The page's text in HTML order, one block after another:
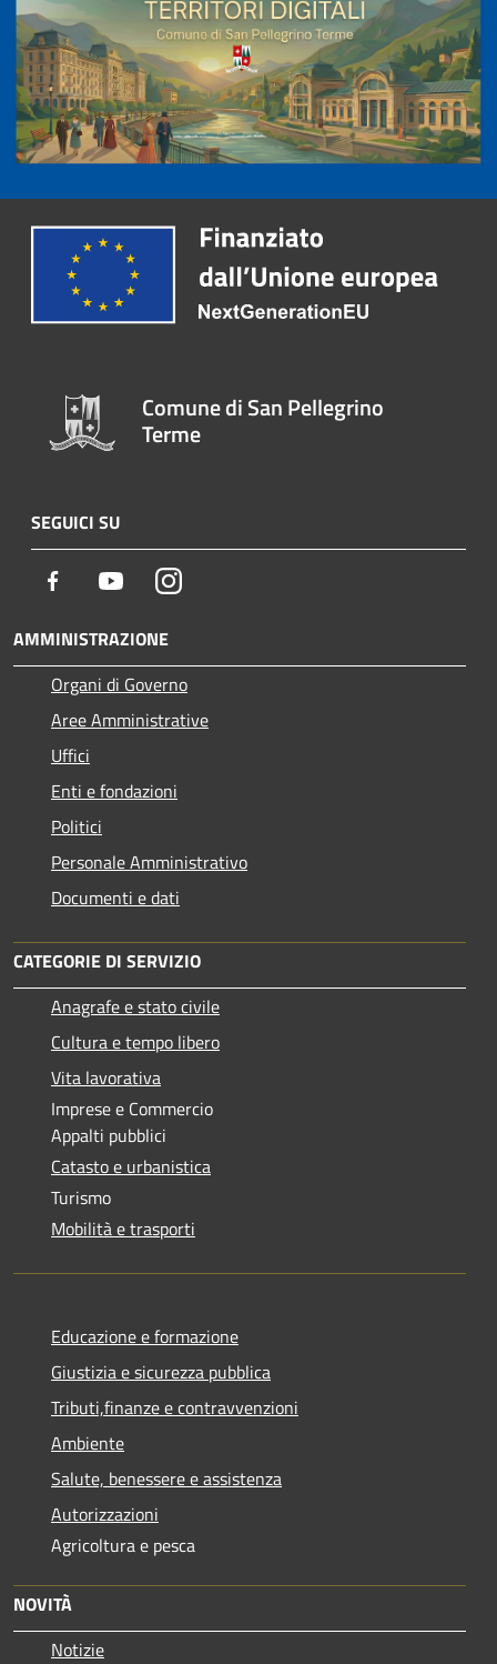
Comune di San Pellegrino
Terme
SEGUICI SU
Facebook YoutubeInstagram
AMMINISTRAZIONE
Organi di Governo
Aree Amministrative
Uffici
Enti e fondazioni
Politici
Personale Amministrativo
Documenti e dati
CATEGORIE DI SERVIZIO
Anagrafe e stato civile
Cultura e tempo libero
Vita lavorativa
Imprese e Commercio
Appalti pubblici
Catasto e urbanistica
Turismo
Mobilità e trasporti
Educazione e formazione
Giustizia e sicurezza pubblica
Tributi,finanze e contravvenzioni
Ambiente
Salute, benessere e assistenza
Autorizzazioni
Agricoltura e pesca
NOVITÀ
Notizie